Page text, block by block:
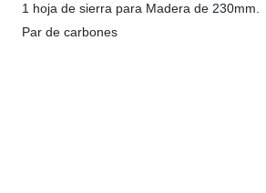
1 hoja de sierra para Madera de 230mm.
Par de carbones